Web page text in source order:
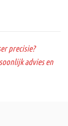
precisie?
advies en